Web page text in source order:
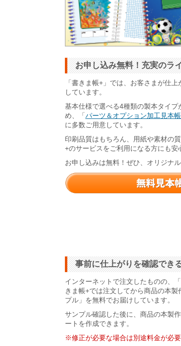
お申し込み無料！充実のラ
「書きま帳+」では、お客さまが仕
しています。
基本仕様で選べる4種類の製本タイプ
め、「 パーツ＆オプション加工見本帳
に多数ご用意しています。
印刷品質はもちろん、用紙や素材の
+のサービスをご利用になる方にも安
お申し込みは無料！ぜひ、オリジナ
事前に仕上がりを確認でき
インターネットで注文したものの、
きま帳+では注文してから商品の本
プル」を無料でお届けしています。
サンプル確認した後に、商品の本製
ートを作成できます。
※修正が必要な場合は別途料金が必